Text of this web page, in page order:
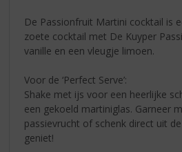
De Passionfruit Martini cocktail is
zoete cocktail met De Kuyper
vanille en een vleugje limoen.
Voor de ‘Perfect Serve’:
Shake met ijs voor een heerlijke
een gekoeld martiniglas. Garneer
passievrucht of schenk direct uit
geniet!